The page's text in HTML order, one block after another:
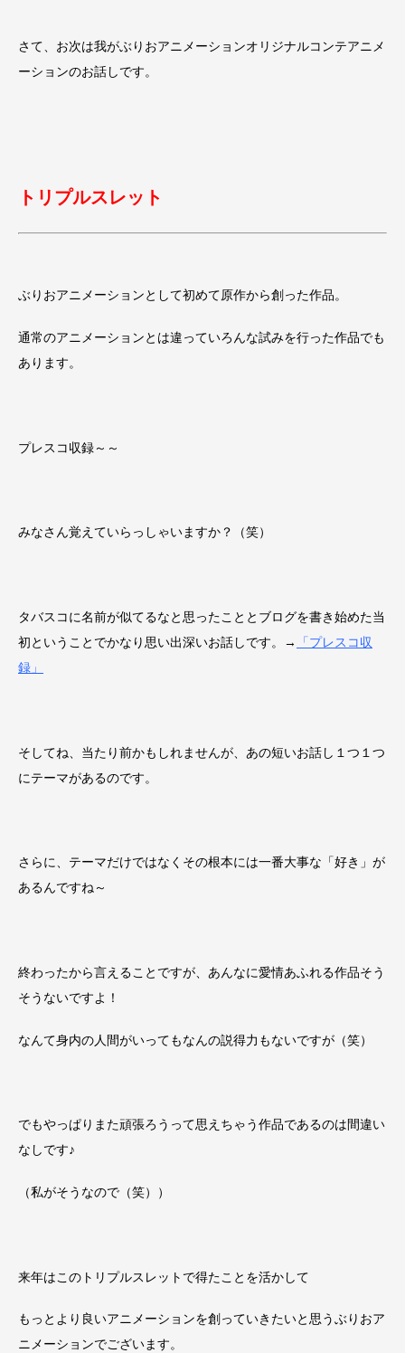
さて、お次は我がぶりおアニメーションオリジナルコンテアニメ
ーションのお話しです。
トリプルスレット
ぶりおアニメーションとして初めて原作から創った作品。
通常のアニメーションとは違っていろんな試みを行った作品でも
あります。
プレスコ収録～～
みなさん覚えていらっしゃいますか？（笑）
タバスコに名前が似てるなと思ったこととブログを書き始めた当
初ということでかなり思い出深いお話しです。→
「プレスコ収
録」
そしてね、当たり前かもしれませんが、あの短いお話し１つ１つ
にテーマがあるのです。
さらに、テーマだけではなくその根本には一番大事な「好き」が
あるんですね～
終わったから言えることですが、あんなに愛情あふれる作品そう
そうないですよ！
なんて身内の人間がいってもなんの説得力もないですが（笑）
でもやっぱりまた頑張ろうって思えちゃう作品であるのは間違い
なしです♪
（私がそうなので（笑））
来年はこのトリプルスレットで得たことを活かして
もっとより良いアニメーションを創っていきたいと思うぶりおア
ニメーションでございます。